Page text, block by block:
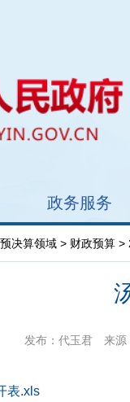
政务服务
决算领域 > 财政预算 >
发布：代玉君 来
表.xls